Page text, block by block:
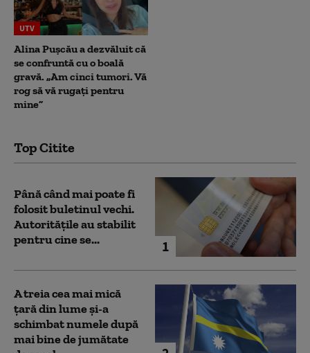
UTV
Alina Pușcău a dezvăluit că
se confruntă cu o boală
gravă. „Am cinci tumori. Vă
rog să vă rugați pentru
mine”
Top Citite
1
Până când mai poate fi
folosit buletinul vechi.
Autoritățile au stabilit
pentru cine se...
A treia cea mai mică
țară din lume și-a
schimbat numele după
mai bine de jumătate